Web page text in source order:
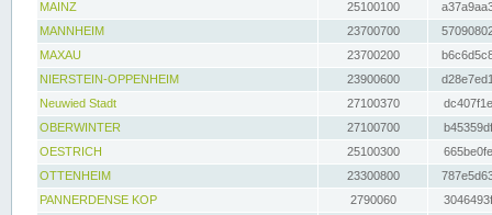
MAINZ
25100100
MANNHEIM
23700700
MAXAU
23700200
NIERSTEIN-OPPENHEIM
23900600
Neuwied Stadt
27100370
OBERWINTER
27100700
OESTRICH
25100300
OTTENHEIM
23300800
PANNERDENSE KOP
2790060